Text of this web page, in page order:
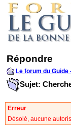
Répondre
Le forum du
Sujet:
Erreur
Désolé, aucune